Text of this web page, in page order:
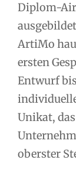
Diplom-
ArtiMo
ersten
Entwurf
Unikat,
oberster